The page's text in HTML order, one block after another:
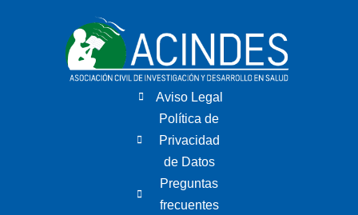
Aviso Legal
Política de
Privacidad
de Datos
Preguntas
frecuentes